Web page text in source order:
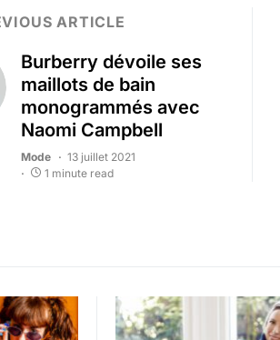
ARTICLE
Burberry dévoile ses
maillots de bain
monogrammés avec
Naomi Campbell
Mode
13 juillet 2021
1 minute read